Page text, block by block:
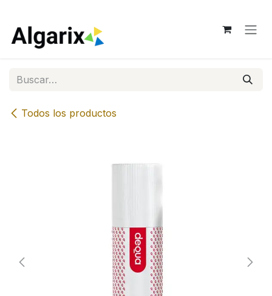
Todos los productos